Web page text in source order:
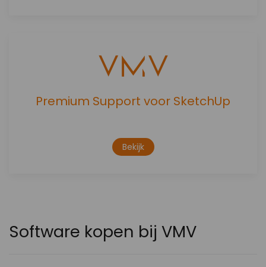
Premium Support voor SketchUp
Bekijk
Software kopen bij VMV